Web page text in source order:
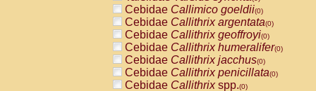
PitheciidaeCallicebus moloch
PitheciidaeCallicebus torquatus
PitheciidaeCallicebusspp.(0)
PitheciidaeChiropotes satanas(0)
PitheciidaePithecia monachus
PitheciidaePithecia pithecia(0)
CercopithecidaeCercocebus agilis
Cebidae Callimico goeldii(0)
Cebidae Callithrix argentata(0)
Cebidae Callithrix geoffroyi(0)
Cebidae Callithrix humeralifer(0)
Cebidae Callithrix jacchus(0)
Cebidae Callithrix penicillata(0)
Cebidae Callithrixspp.(0)